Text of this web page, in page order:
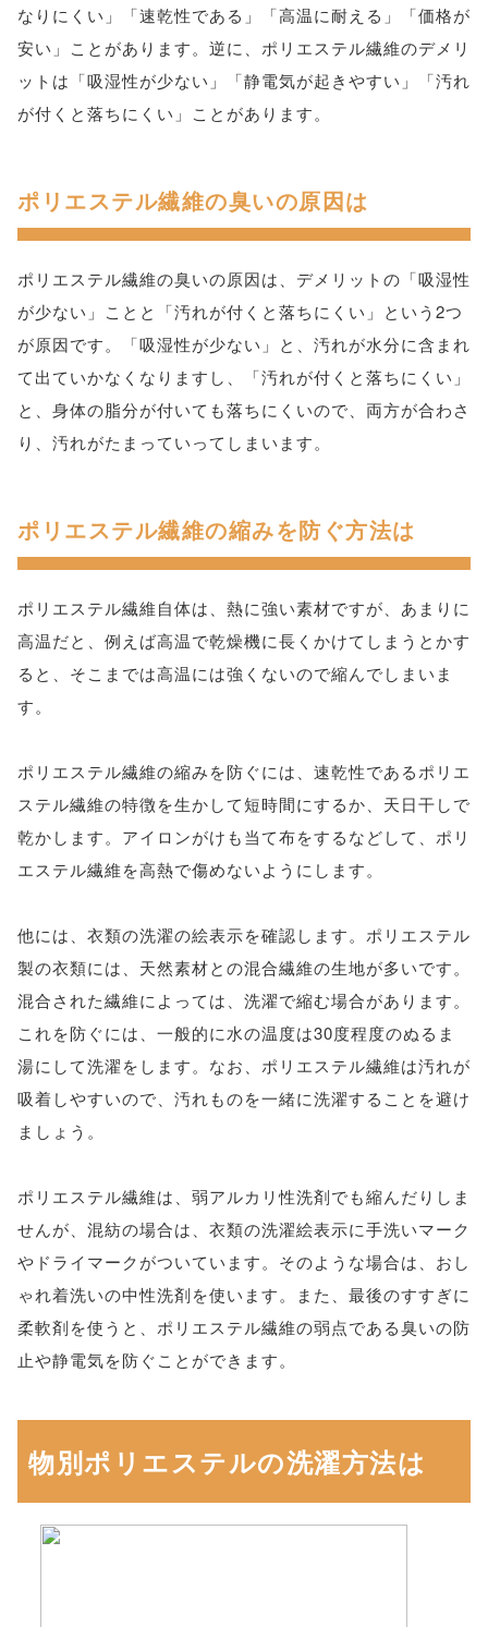
なりにくい」「速乾性である」「高温に耐える」「価格が
安い」ことがあります。逆に、ポリエステル繊維のデメリ
ットは「吸湿性が少ない」「静電気が起きやすい」「汚れ
が付くと落ちにくい」ことがあります。
ポリエステル繊維の臭いの原因は
ポリエステル繊維の臭いの原因は、デメリットの「吸湿性
が少ない」ことと「汚れが付くと落ちにくい」という2つ
が原因です。「吸湿性が少ない」と、汚れが水分に含まれ
て出ていかなくなりますし、「汚れが付くと落ちにくい」
と、身体の脂分が付いても落ちにくいので、両方が合わさ
り、汚れがたまっていってしまいます。
ポリエステル繊維の縮みを防ぐ方法は
ポリエステル繊維自体は、熱に強い素材ですが、あまりに
高温だと、例えば高温で乾燥機に長くかけてしまうとかす
ると、そこまでは高温には強くないので縮んでしまいま
す。
ポリエステル繊維の縮みを防ぐには、速乾性であるポリエ
ステル繊維の特徴を生かして短時間にするか、天日干しで
乾かします。アイロンがけも当て布をするなどして、ポリ
エステル繊維を高熱で傷めないようにします。
他には、衣類の洗濯の絵表示を確認します。ポリエステル
製の衣類には、天然素材との混合繊維の生地が多いです。
混合された繊維によっては、洗濯で縮む場合があります。
これを防ぐには、一般的に水の温度は30度程度のぬるま
湯にして洗濯をします。なお、ポリエステル繊維は汚れが
吸着しやすいので、汚れものを一緒に洗濯することを避け
ましょう。
ポリエステル繊維は、弱アルカリ性洗剤でも縮んだりしま
せんが、混紡の場合は、衣類の洗濯絵表示に手洗いマーク
やドライマークがついています。そのような場合は、おし
ゃれ着洗いの中性洗剤を使います。また、最後のすすぎに
柔軟剤を使うと、ポリエステル繊維の弱点である臭いの防
止や静電気を防ぐことができます。
物別ポリエステルの洗濯方法は